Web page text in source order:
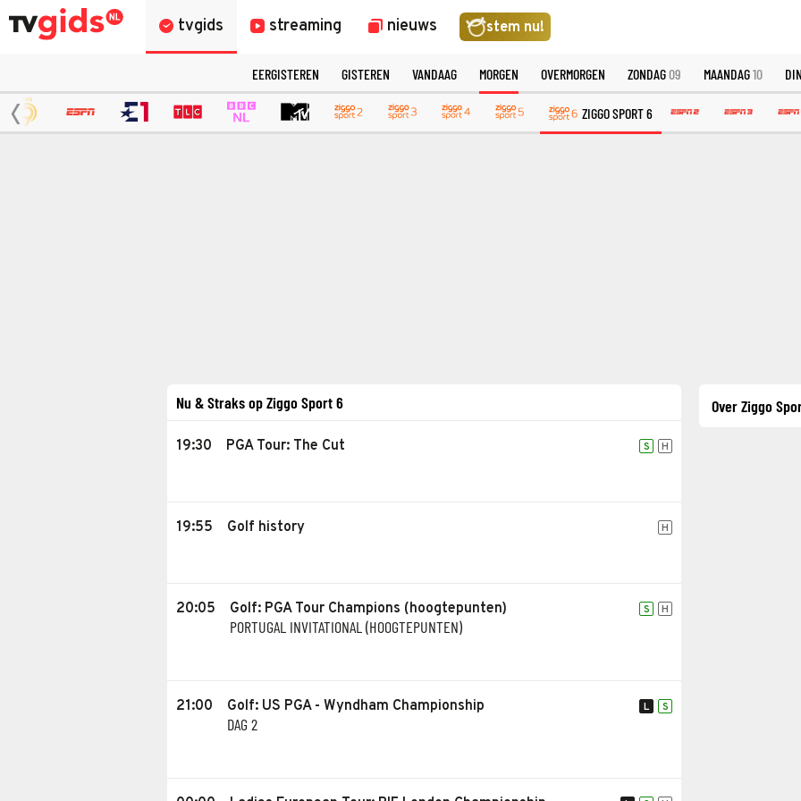
tvgids streaming nieuws stem nu!
EERGISTEREN GISTEREN VANDAAG MORGEN OVERMORGEN ZONDAG09 MAANDAG10
ZIGGO SPORT 6
Nu & Straks op Ziggo Sport 6
19:30 PGA Tour: The Cut S H
19:55 Golf history H
20:05 Golf: PGA Tour Champions (hoogtepunten)
PORTUGAL INVITATIONAL (HOOGTEPUNTEN)
S H
21:00 Golf: US PGA - Wyndham Championship
DAG 2
L S
Over Ziggo